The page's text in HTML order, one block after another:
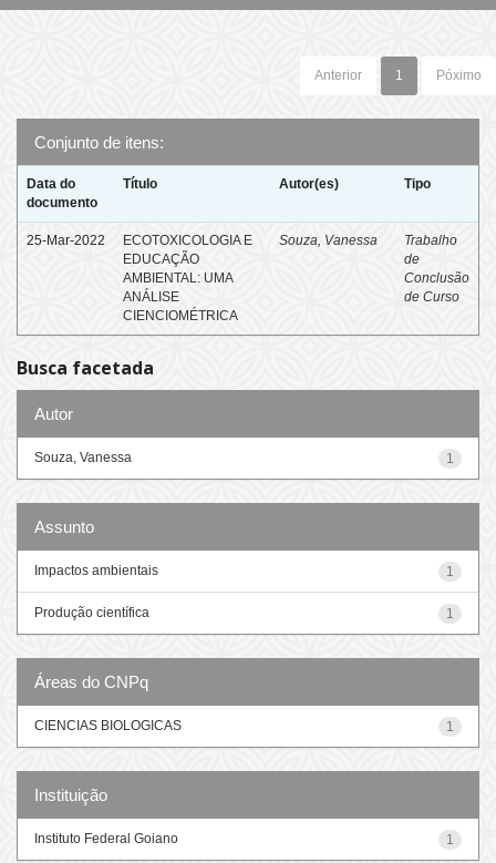
Anterior 1 Póximo
Conjunto de itens:
Data do
documento
Título Autor(es) Tipo
25-Mar-2022
ECOTOXICOLOGIA E
EDUCAÇÃO
AMBIENTAL: UMA
ANÁLISE
CIENCIOMÉTRICA
Souza, Vanessa
Trabalho
de
Conclusão
de Curso
Busca facetada
Autor
1
Souza, Vanessa
Assunto
1
Impactos ambientais
1
Produção científica
Áreas do CNPq
1
CIENCIAS BIOLOGICAS
Instituição
1
Instituto Federal Goiano